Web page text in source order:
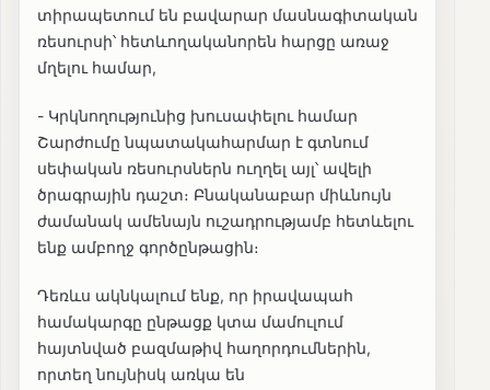
տիրապետում են բավարար մասնագիտական
ռեսուրսի՝ հետևողականորեն հարցը առաջ
մղելու համար,
- Կրկնողությունից խուսափելու համար
Շարժումը նպատակահարմար է գտնում
սեփական ռեսուրսներն ուղղել այլ՝ ավելի
ծրագրային դաշտ։ Բնականաբար միևնույն
ժամանակ ամենայն ուշադրությամբ հետևելու
ենք ամբողջ գործընթացին։
Դեռևս ակնկալում ենք, որ իրավապահ
համակարգը ընթացք կտա մամուլում
հայտնված բազմաթիվ հաղորդումներին,
որտեղ նույնիսկ առկա են